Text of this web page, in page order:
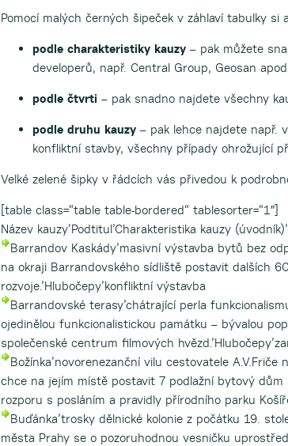
Pomocí malých černých šipeček v záhlaví tabulky si
podle charakteristiky kauzy – pak můžete
developerů, např. Central Group, Geosan
podle čtvrti – pak snadno najdete všechny
podle druhu kauzy – pak lehce najdete např.
konfliktní stavby, všechny případy ohrožující
Velké zelené šipky v řádcích vás přivedou k
[table class=“table table-bordered“ tablesorter=“1″]
Název kauzy’Podtitul’Charakteristika kauzy
Barrandov Kaskády’masivní výstavba bytů bez
na okraji Barrandovského sídliště postavit dalších
rozvoje.’Hlubočepy’konfliktní výstavba
Barrandovské terasy’chátrající perla
ojedinělou funkcionalistickou památku – bývalou
společenské centrum filmových
Božínka’novorenezanční vilu cestovatele
chce na jejím místě postavit 7 podlažní bytový
rozporu s posláním a pravidly přírodního parku
Buďánka’trosky dělnické kolonie z počátku 19.
města Prahy se o pozoruhodnou vesničku